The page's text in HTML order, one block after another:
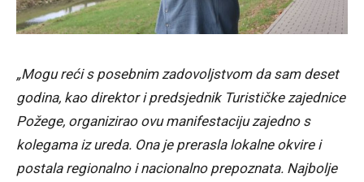
„Mogu reći s posebnim zadovoljstvom da sam deset
godina, kao direktor i predsjednik Turističke zajednice
Požege, organizirao ovu manifestaciju zajedno s
kolegama iz ureda. Ona je prerasla lokalne okvire i
postala regionalno i nacionalno prepoznata. Najbolje